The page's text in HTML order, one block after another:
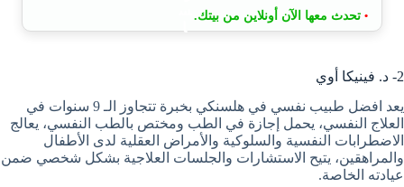
• تحدث معها الآن أونلاين من بيتك.
2- د. فينيكا أوي
يعد افضل طبيب نفسي في هلسنكي بخبرة تتجاوز الـ 9 سنوات في
العلاج النفسي، يحمل إجازة في الطب ومختص بالطب النفسي، يعالج
الاضطرابات النفسية والسلوكية والأمراض العقلية لدى الأطفال
والمراهقين، يتيح الاستشارات والجلسات العلاجية بشكل شخصي ضمن
عيادته الخاصة.